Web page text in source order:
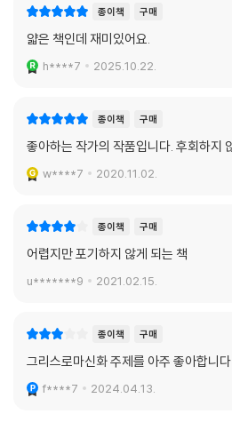
이 모여 만든 이데 산 공동체는 ‘죽이고 죽
을 선택한 곳이다. 이곳에서 여성들은 함께
음에 상처를 입은 남자들을 받아들여 치유
드라의 연인 아이네이아스는 전쟁에서 헛
아스가 세운 도시 라비니움은 이후 로마 제
망이 새로운 삶으로 이어지는 것이다. 이는
이상적인 나라로 다시 태어나야 한다고 주
1993년, 귄터 그라스에게 보낸 편지에서
나는 우리 나라를 사랑했습니다. 당시 동독
알고 있었습니다, 이미 올바른 인간을 받아
는 나라가 되어버렸기 때문이죠. 그 사실을
저들이 『카산드라』의 메시지를 감히 이해
며 지켜보았습니다. 트로이는 멸망하지 않
다. 동독의 독자들은 이 이야기를 이해했죠.
종이책 구매
얇은 책인데 재미있어요.
h****7 2025.10.22.
종이책 구매
좋아하는 작가의 작품입니다. 후회하지
w****7 2020.11.02.
종이책 구매
어렵지만 포기하지 않게 되는 책
u*******9 2021.02.15.
종이책 구매
그리스로마신화 주제를 아주 좋아합니다
f****7 2024.04.13.